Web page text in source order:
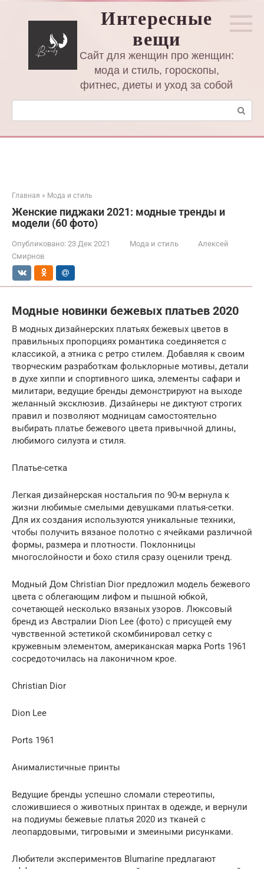
Интересные
вещи
Сайт для женщин про женщин:
мода и стиль, гороскопы,
фитнес, диеты и уход за собой
Поиск:
Главная » Мода и стиль
Женские пиджаки 2021: модные тренды и
модели (60 фото)
Опубликовано: 23 Дек 2021 Мода и стиль
Алексей
Смирнов
Модные новинки бежевых платьев 2020
В модных дизайнерских платьях бежевых цветов в
правильных пропорциях романтика соединяется с
классикой, а этника с ретро стилем. Добавляя к своим
творческим разработкам фольклорные мотивы, детали
в духе хиппи и спортивного шика, элементы сафари и
милитари, ведущие бренды демонстрируют на выходе
желанный эксклюзив. Дизайнеры не диктуют строгих
правил и позволяют модницам самостоятельно
выбирать платье бежевого цвета привычной длины,
любимого силуэта и стиля.
Платье-сетка
Легкая дизайнерская ностальгия по 90-м вернула к
жизни любимые смелыми девушками платья-сетки.
Для их создания используются уникальные техники,
чтобы получить вязаное полотно с ячейками различной
формы, размера и плотности. Поклонницы
многослойности и бохо стиля сразу оценили тренд.
Модный Дом Christian Dior предложил модель бежевого
цвета с облегающим лифом и пышной юбкой,
сочетающей несколько вязаных узоров. Люксовый
бренд из Австралии Dion Lee (фото) с присущей ему
чувственной эстетикой скомбинировал сетку с
кружевным элементом, американская марка Ports 1961
сосредоточилась на лаконичном крое.
Christian Dior
Dion Lee
Ports 1961
Анималистичные принты
Ведущие бренды успешно сломали стереотипы,
сложившиеся о животных принтах в одежде, и вернули
на подиумы бежевые платья 2020 из тканей с
леопардовыми, тигровыми и змеиными рисунками.
Любители экспериментов Blumarine предлагают